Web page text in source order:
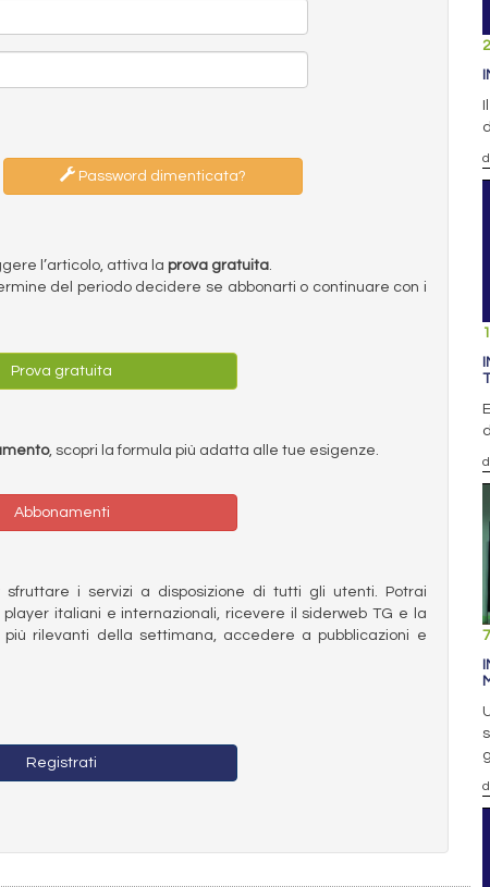
Password dimenticata?
l’articolo, attiva la prova gratuita.
del periodo decidere se abbonarti o continuare con i
Prova gratuita
, scopri la formula più adatta alle tue esigenze.
Abbonamenti
i servizi a disposizione di tutti gli utenti. Potrai
italiani e internazionali, ricevere il siderweb TG e la
rilevanti della settimana, accedere a pubblicazioni e
Registrati